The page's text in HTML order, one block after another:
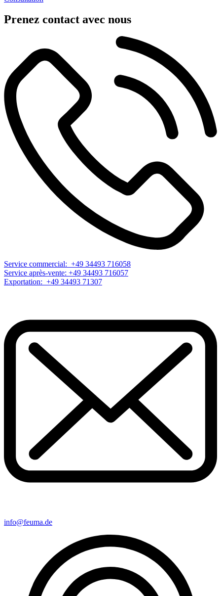
Prenez contact avec nous
Service commercial: +49 34493 716058
Service après-vente: +49 34493 716057
Exportation: +49 34493 71307
info@feuma.de